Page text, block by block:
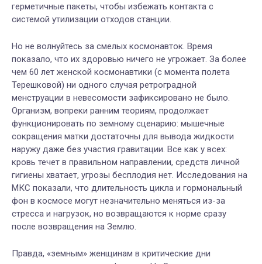
герметичные пакеты, чтобы избежать контакта с
системой утилизации отходов станции.
Но не волнуйтесь за смелых космонавток. Время
показало, что их здоровью ничего не угрожает. За более
чем 60 лет женской космонавтики (с момента полета
Терешковой) ни одного случая ретроградной
менструации в невесомости зафиксировано не было.
Организм, вопреки ранним теориям, продолжает
функционировать по земному сценарию: мышечные
сокращения матки достаточны для вывода жидкости
наружу даже без участия гравитации. Все как у всех:
кровь течет в правильном направлении, средств личной
гигиены хватает, угрозы бесплодия нет. Исследования на
МКС показали, что длительность цикла и гормональный
фон в космосе могут незначительно меняться из-за
стресса и нагрузок, но возвращаются к норме сразу
после возвращения на Землю.
Правда, «земным» женщинам в критические дни